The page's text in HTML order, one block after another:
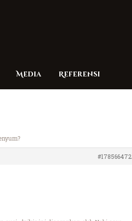
Media Referensi
#178566472